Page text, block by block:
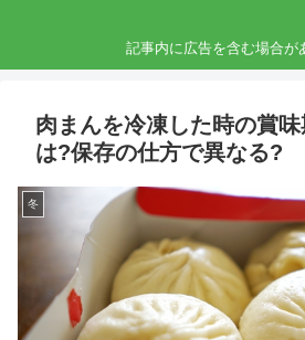
記事内に広告を含む場合が
肉まんを冷凍した時の賞
は?保存の仕方で異なる?
冬